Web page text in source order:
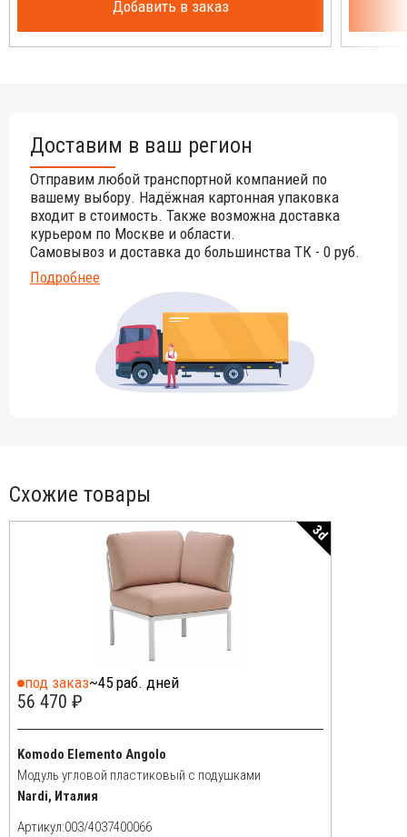
Добавить в заказ
Доставим в ваш регион
Отправим любой транспортной компанией по
вашему выбору. Надёжная картонная упаковка
входит в стоимость. Также возможна доставка
курьером по Москве и области.
Самовывоз и доставка до большинства ТК - 0 руб.
Подробнее
Схожие товары
3d
под заказ~45 раб. дней
56 470 ₽
Komodo Elemento Angolo
Модуль угловой пластиковый с подушками
Nardi, Италия
Артикул: